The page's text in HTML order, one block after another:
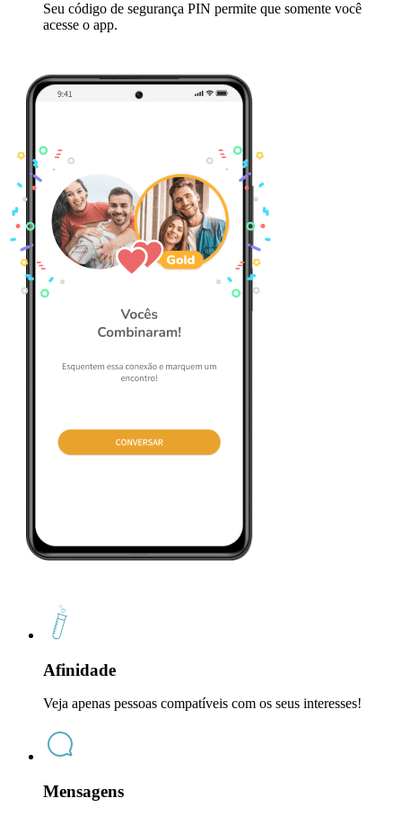
Seu código de segurança PIN permite que somente você
acesse o app.
Afinidade
Veja apenas pessoas compatíveis com os seus interesses!
Mensagens